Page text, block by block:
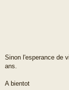
Sinon l'esperance de
ans.
A bientot